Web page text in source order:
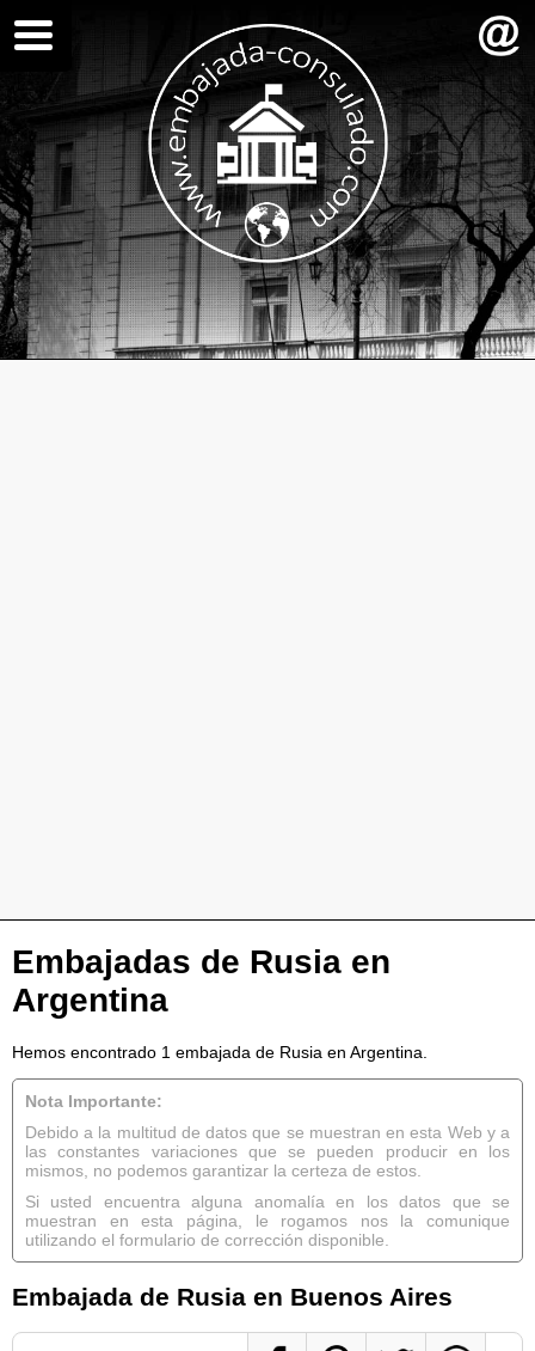
Embajadas de Rusia en
Argentina
Hemos encontrado 1 embajada de Rusia en Argentina.
Nota Importante:
Debido a la multitud de datos que se muestran en esta Web y a
las constantes variaciones que se pueden producir en los
mismos, no podemos garantizar la certeza de estos.
Si usted encuentra alguna anomalía en los datos que se
muestran en esta página, le rogamos nos la comunique
utilizando el formulario de corrección disponible.
Embajada de Rusia en Buenos Aires